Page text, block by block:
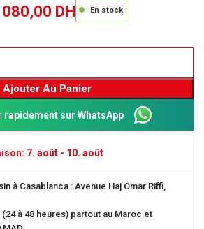
080,00 DH
En stock
Ajouter Au Panier
rapidement sur WhatsApp
7. août - 10. août
à Casablanca : Avenue Haj Omar Riffi,
à 48 heures) partout au Maroc et